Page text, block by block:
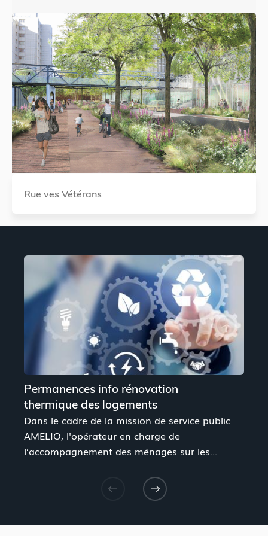
Rue ves Vétérans
Permanences info rénovation
thermique des logements
Dans le cadre de la mission de service public
AMELIO, l'opérateur en charge de
l’accompagnement des ménages sur les...